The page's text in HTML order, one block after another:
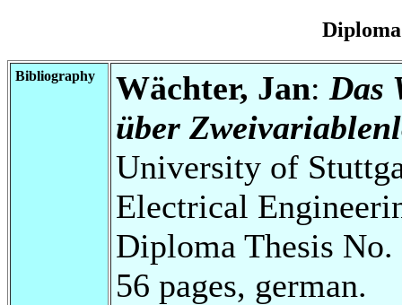
Bibliography Wächter, Jan: Das
über
University of
Electrical
Diploma Thesis
56 pages, german.